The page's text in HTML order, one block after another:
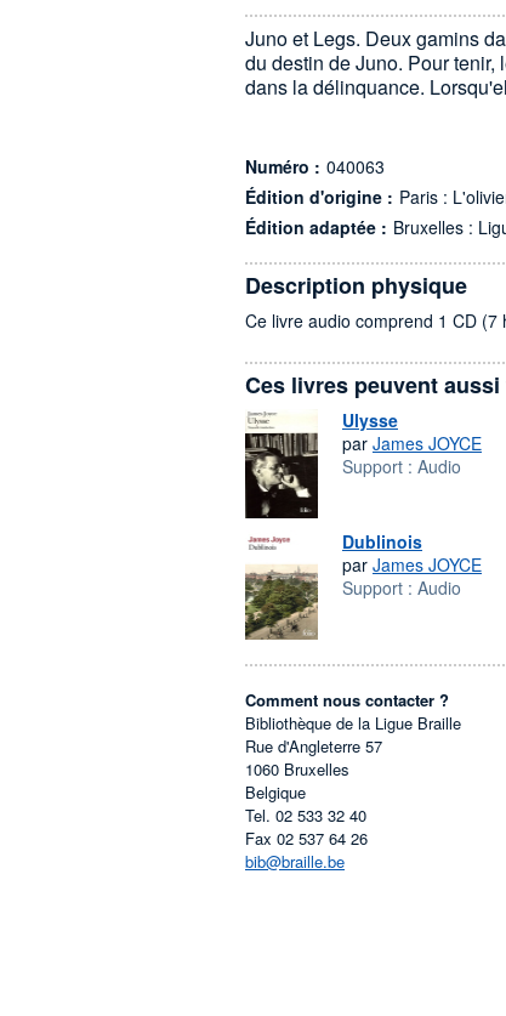
Juno et Legs. Deux gamins
du destin de Juno. Pour
dans la délinquance.
Numéro : 040063
Édition d'origine : Paris :
Édition adaptée : Bruxelles :
Description physique
Ce livre audio comprend 1 CD (7
Ces livres peuvent
Ulysse
par James JOYCE
Support : Audio
Dublinois
par James JOYCE
Support : Audio
Comment nous contacter ?
Bibliothèque de la Ligue Braille
Rue d'Angleterre 57
1060 Bruxelles
Belgique
Tel. 02 533 32 40
Fax 02 537 64 26
bib@braille.be